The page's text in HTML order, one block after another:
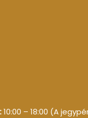
10:00 – 18:00 (A